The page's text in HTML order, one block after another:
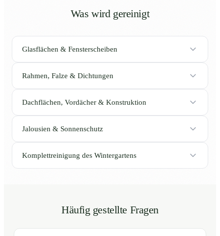
Was wird gereinigt
Glasflächen & Fensterscheiben
Rahmen, Falze & Dichtungen
Dachflächen, Vordächer & Konstruktion
Jalousien & Sonnenschutz
Komplettreinigung des Wintergartens
Häufig gestellte Fragen